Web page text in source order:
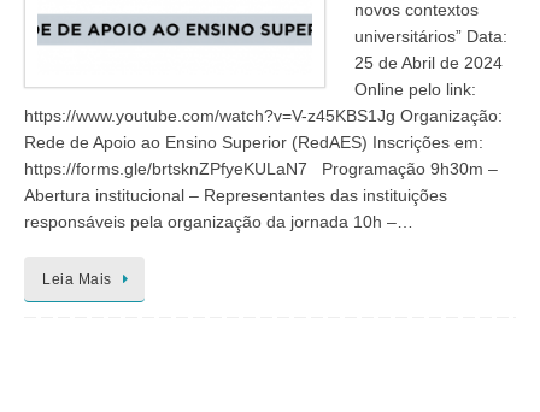
novos contextos
universitários” Data:
25 de Abril de 2024
Online pelo link:
https://www.youtube.com/watch?v=V-z45KBS1Jg Organização:
Rede de Apoio ao Ensino Superior (RedAES) Inscrições em:
https://forms.gle/brtsknZPfyeKULaN7 Programação 9h30m –
Abertura institucional – Representantes das instituições
responsáveis pela organização da jornada 10h –…
Leia Mais